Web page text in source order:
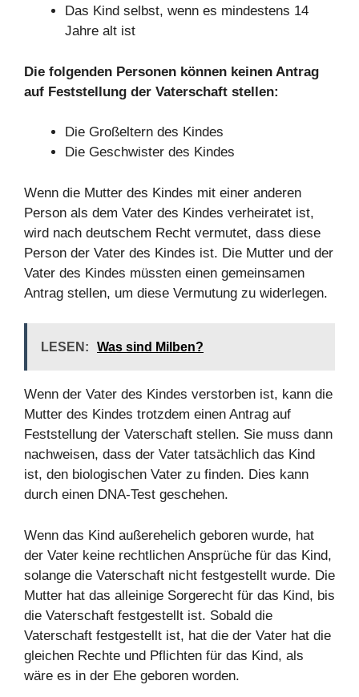
Das Kind selbst, wenn es mindestens 14
Jahre alt ist
Die folgenden Personen können keinen Antrag
auf Feststellung der Vaterschaft stellen:
Die Großeltern des Kindes
Die Geschwister des Kindes
Wenn die Mutter des Kindes mit einer anderen
Person als dem Vater des Kindes verheiratet ist,
wird nach deutschem Recht vermutet, dass diese
Person der Vater des Kindes ist. Die Mutter und der
Vater des Kindes müssten einen gemeinsamen
Antrag stellen, um diese Vermutung zu widerlegen.
LESEN: Was sind Milben?
Wenn der Vater des Kindes verstorben ist, kann die
Mutter des Kindes trotzdem einen Antrag auf
Feststellung der Vaterschaft stellen. Sie muss dann
nachweisen, dass der Vater tatsächlich das Kind
ist, den biologischen Vater zu finden. Dies kann
durch einen DNA-Test geschehen.
Wenn das Kind außerehelich geboren wurde, hat
der Vater keine rechtlichen Ansprüche für das Kind,
solange die Vaterschaft nicht festgestellt wurde. Die
Mutter hat das alleinige Sorgerecht für das Kind, bis
die Vaterschaft festgestellt ist. Sobald die
Vaterschaft festgestellt ist, hat die der Vater hat die
gleichen Rechte und Pflichten für das Kind, als
wäre es in der Ehe geboren worden.